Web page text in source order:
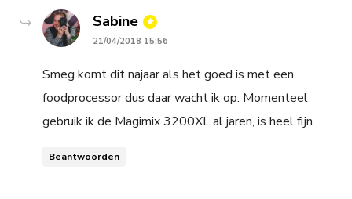
Sabine says:
21/04/2018 15:56
Smeg komt dit najaar als het goed is met een
foodprocessor dus daar wacht ik op. Momenteel
gebruik ik de Magimix 3200XL al jaren, is heel fijn.
Beantwoorden